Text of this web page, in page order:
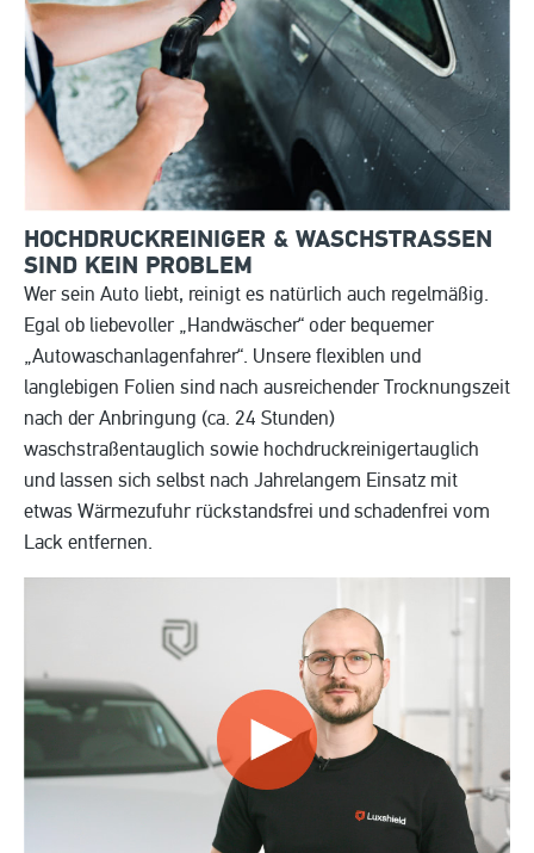
HOCHDRUCKREINIGER & WASCHSTRASSEN S
IND KEIN PROBLEM
Wer sein Auto liebt, reinigt es natürlich auch regelmäßig.
Egal ob liebevoller „Handwäscher“ oder bequemer
„Autowaschanlagenfahrer“. Unsere flexiblen und
langlebigen Folien sind nach ausreichender Trocknungszeit
nach der Anbringung (ca. 24 Stunden)
waschstraßentauglich sowie hochdruckreinigertauglich
und lassen sich selbst nach Jahrelangem Einsatz mit
etwas Wärmezufuhr rückstandsfrei und schadenfrei vom
Lack entfernen.